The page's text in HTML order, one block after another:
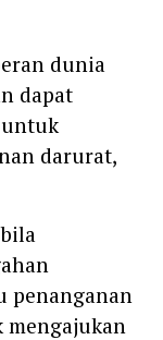
dunia
dapat
darurat,
penanganan
mengajukan